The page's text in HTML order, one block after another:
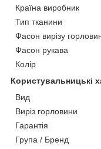
Країна виробник
Тип тканини
Фасон вирізу
Фасон рукава
Колір
Користувальницькі
Вид
Виріз горловини
Гарантія
Група / Бренд